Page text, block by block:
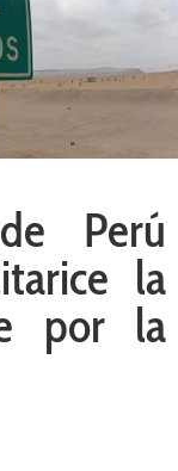
Perú
la
por la